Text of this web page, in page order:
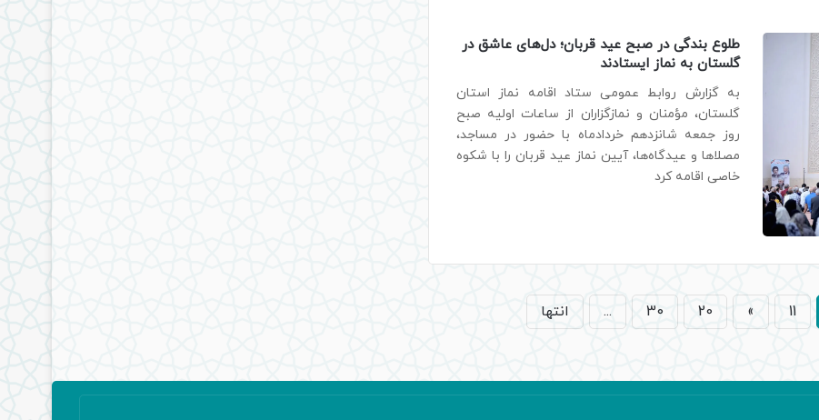
طلوع بندگی در صبح عید قربان؛ دل‌های عاشق در
گلستان به نماز ایستادند
به گزارش روابط عمومی ستاد اقامه نماز استان
گلستان، مؤمنان و نمازگزاران از ساعات اولیه صبح
روز جمعه شانزدهم خردادماه با حضور در مساجد،
مصلا‌ها و عیدگاه‌ها، آیین نماز عید قربان را با شکوه
خاصی اقامه کرد
11
»
20
30
... انتها